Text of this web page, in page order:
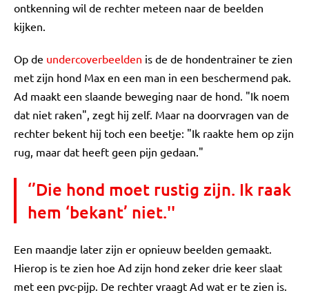
ontkenning wil de rechter meteen naar de beelden
kijken.
Op de undercoverbeelden is de de hondentrainer te zien
met zijn hond Max en een man in een beschermend pak.
Ad maakt een slaande beweging naar de hond. "Ik noem
dat niet raken", zegt hij zelf. Maar na doorvragen van de
rechter bekent hij toch een beetje: "Ik raakte hem op zijn
rug, maar dat heeft geen pijn gedaan."
‘’Die hond moet rustig zijn. Ik raak
hem ‘bekant’ niet.''
Een maandje later zijn er opnieuw beelden gemaakt.
Hierop is te zien hoe Ad zijn hond zeker drie keer slaat
met een pvc-pijp. De rechter vraagt Ad wat er te zien is.